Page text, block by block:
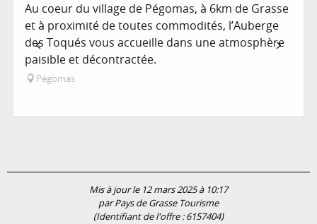
Au coeur du village de Pégomas, à 6km de Grasse
et à proximité de toutes commodités, l’Auberge
des Toqués vous accueille dans une atmosphère
paisible et décontractée.
Pégomas
Mis à jour le 12 mars 2025 à 10:17
par Pays de Grasse Tourisme
(Identifiant de l'offre :6157404)